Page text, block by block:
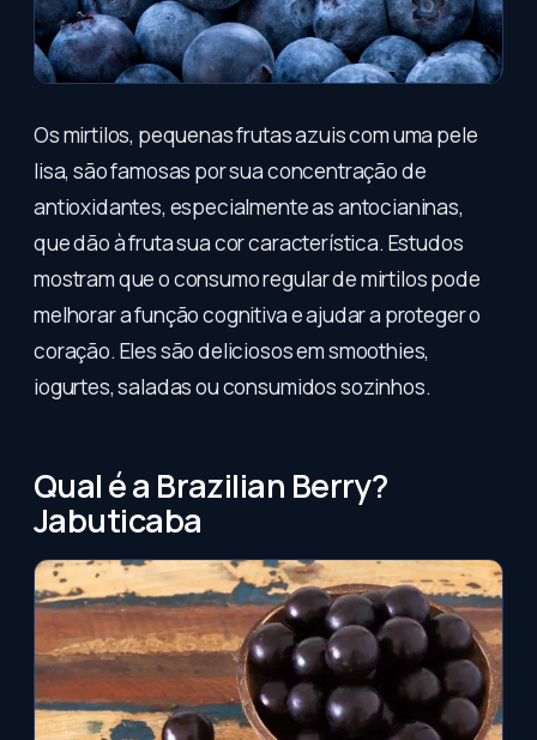
Os mirtilos, pequenas frutas azuis com uma pele
lisa, são famosas por sua concentração de
antioxidantes, especialmente as antocianinas,
que dão à fruta sua cor característica. Estudos
mostram que o consumo regular de mirtilos pode
melhorar a função cognitiva e ajudar a proteger o
coração. Eles são deliciosos em smoothies,
iogurtes, saladas ou consumidos sozinhos.
Qual é a Brazilian Berry?
Jabuticaba